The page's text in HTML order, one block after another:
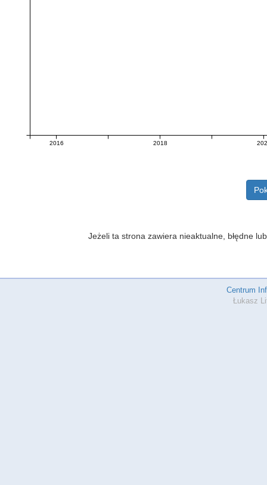
2016 2018
Jeżeli ta strona zawiera nieaktualne, błędne
Centrum
Łukasz